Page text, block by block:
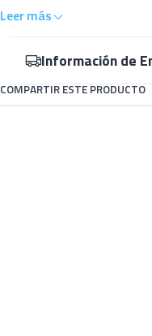
Leer más
Información de
COMPARTIR ESTE PRODUCTO